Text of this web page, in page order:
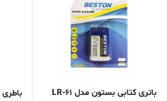
باتری کتابی بستون مدل LR-61